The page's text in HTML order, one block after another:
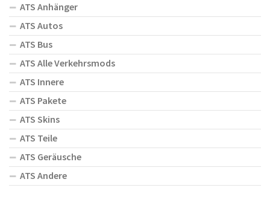
ATS Anhänger
ATS Autos
ATS Bus
ATS Alle Verkehrsmods
ATS Innere
ATS Pakete
ATS Skins
ATS Teile
ATS Geräusche
ATS Andere